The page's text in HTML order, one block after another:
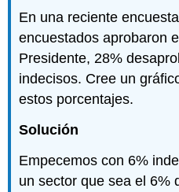
En una reciente
encuestados aprobaron
Presidente, 28%
indecisos. Cree un
estos porcentajes.
Solución
Empecemos con 6%
un sector que sea el 6%